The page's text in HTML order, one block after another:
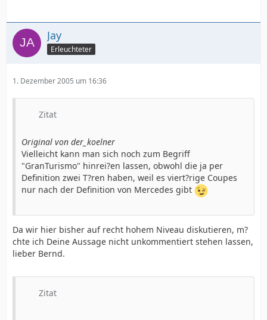
Jay
Erleuchteter
1. Dezember 2005 um 16:36
Zitat
Original von der_koelner
Vielleicht kann man sich noch zum Begriff
"GranTurismo" hinrei?en lassen, obwohl die ja per
Definition zwei T?ren haben, weil es viert?rige Coupes
nur nach der Definition von Mercedes gibt
Da wir hier bisher auf recht hohem Niveau diskutieren, m?
chte ich Deine Aussage nicht unkommentiert stehen lassen,
lieber Bernd.
Zitat